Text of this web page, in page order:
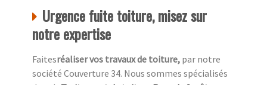
Urgence fuite toiture, misez sur
notre expertise
Faitesréaliser vos travaux de toiture, par notre
société Couverture 34. Nous sommes spécialisés